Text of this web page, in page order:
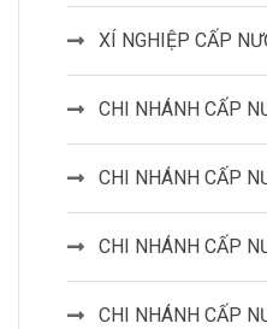
XÍ NGHIỆP CẤP
CHI NHÁNH CẤP
CHI NHÁNH CẤP
CHI NHÁNH CẤP
CHI NHÁNH CẤP